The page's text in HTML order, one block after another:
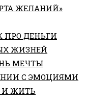
ЖЕЛАНИЙ»
ПРО ДЕНЬГИ
ЖИЗНЕЙ
МЕЧТЫ
С ЭМОЦИЯМИ
И ЖИТЬ